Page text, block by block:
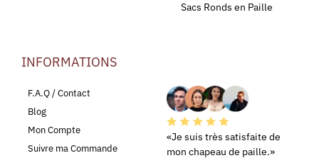
Sacs Ronds en Paille
INFORMATIONS
F.A.Q / Contact
Blog
Mon Compte
Suivre ma Commande
«Je suis très satisfaite de
mon chapeau de paille.»